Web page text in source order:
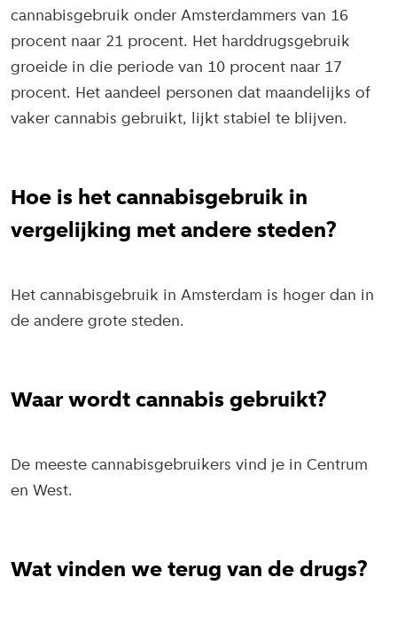
cannabisgebruik onder Amsterdammers van 16
procent naar 21 procent. Het harddrugsgebruik
groeide in die periode van 10 procent naar 17
procent. Het aandeel personen dat maandelijks of
vaker cannabis gebruikt, lijkt stabiel te blijven.
Hoe is het cannabisgebruik in
vergelijking met andere steden?
Het cannabisgebruik in Amsterdam is hoger dan in
de andere grote steden.
Waar wordt cannabis gebruikt?
De meeste cannabisgebruikers vind je in Centrum
en West.
Wat vinden we terug van de drugs?